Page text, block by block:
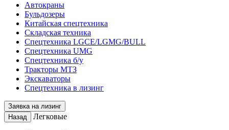
Автокраны
Бульдозеры
Китайская спецтехника
Складская техника
Спецтехника LGCE/LGMG/BULL
Спецтехника UMG
Спецтехника б/у
Тракторы МТЗ
Экскаваторы
Спецтехника в лизинг
Заявка на лизинг
Назад
Легковые